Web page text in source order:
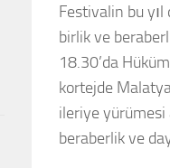
Festivalin bu
birlik ve
18.30’da
kortejde
ileriye yürümesi
beraberlik ve